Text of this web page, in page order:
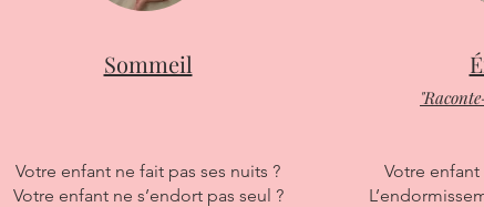
Sommeil
Votre enfant ne fait pas ses nuits ?
Votre enfant ne s’endort pas seul ?
Votre enfant